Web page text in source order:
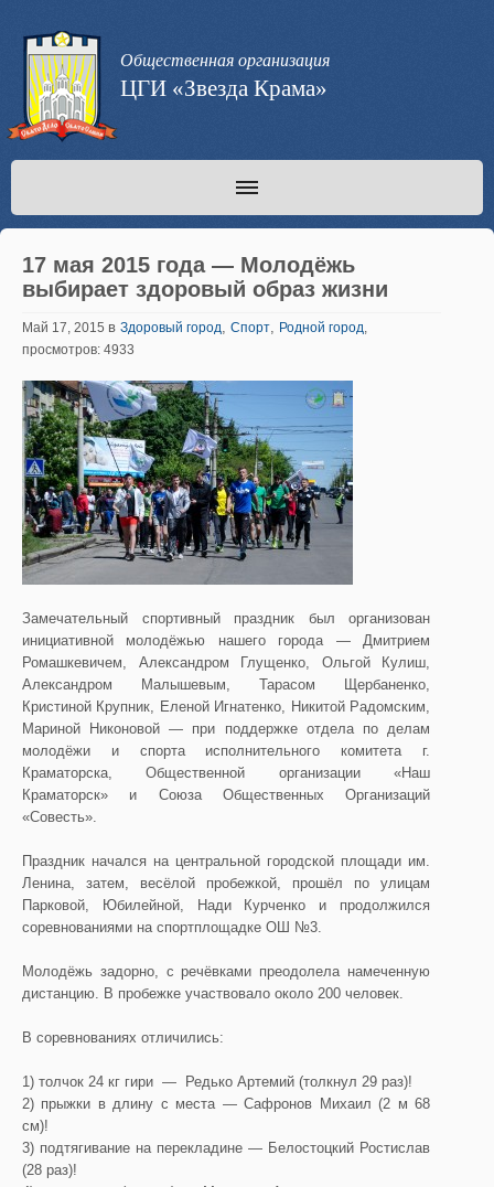
Общественная организация
ЦГИ «Звезда Крама»
17 мая 2015 года — Молодёжь
выбирает здоровый образ жизни
Май 17, 2015 в Здоровый город, Спорт, Родной город,
просмотров: 4933
Замечательный спортивный праздник был организован
инициативной молодёжью нашего города— Дмитрием
Ромашкевичем, Александром Глущенко, Ольгой Кулиш,
Александром Малышевым, Тарасом Щербаненко,
Кристиной Крупник, Еленой Игнатенко, Никитой Радомским,
Мариной Никоновой — при поддержке отдела по делам
молодёжи и спорта исполнительного комитета г.
Краматорска, Общественной организации «Наш
Краматорск» и Союза Общественных Организаций
«Совесть».
Праздник начался на центральной городской площади им.
Ленина, затем, весёлой пробежкой, прошёл по улицам
Парковой, Юбилейной, Нади Курченко и продолжился
соревнованиями на спортплощадке ОШ №3.
Молодёжь задорно, с речёвками преодолела намеченную
дистанцию. В пробежке участвовало около 200 человек.
В соревнованиях отличились:
1) толчок 24 кг гири — Редько Артемий (толкнул 29 раз)!
2) прыжки в длину с места — Сафронов Михаил (2 м 68
см)!
3) подтягивание на перекладине — Белостоцкий Ростислав
(28 раз)!